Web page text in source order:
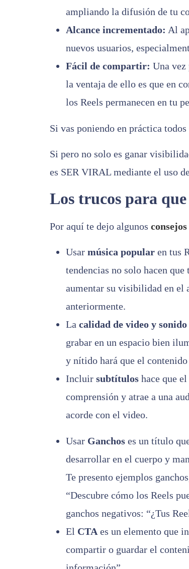
ampliando la difusión de tu
Alcance incrementado: Al
nuevos usuarios,
Fácil de compartir: Una vez
la ventaja de ello es que en
los Reels permanecen en tu
Si vas poniendo en práctica
Si pero no solo es ganar
es SER VIRAL mediante el uso
Los trucos para
Por aquí te dejo algunos consejos
Usar música popular en tus
tendencias no solo hacen
aumentar su visibilidad en el
anteriormente.
La calidad de video y sonido
grabar en un espacio bien
y nítido hará que el
Incluir subtítulos hace que
comprensión y atrae a una
acorde con el video.
Usar Ganchos es un título
desarrollar en el cuerpo y
Te presento ejemplos
“Descubre cómo los Reels
ganchos negativos: “¿Tus
El CTAes un elemento que
compartir o guardar el